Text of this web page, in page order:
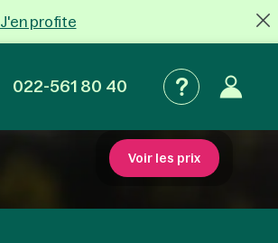
J'en profite
022-561 80 40
Voir les prix